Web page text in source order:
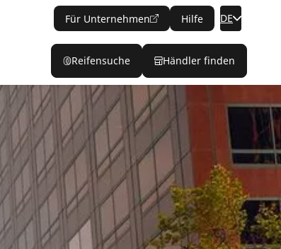
Für Unternehmen Hilfe DE
Reifensuche Händler finden